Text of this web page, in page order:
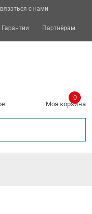
с нами
Гарантии
Партнёрам
Моя корзина
0